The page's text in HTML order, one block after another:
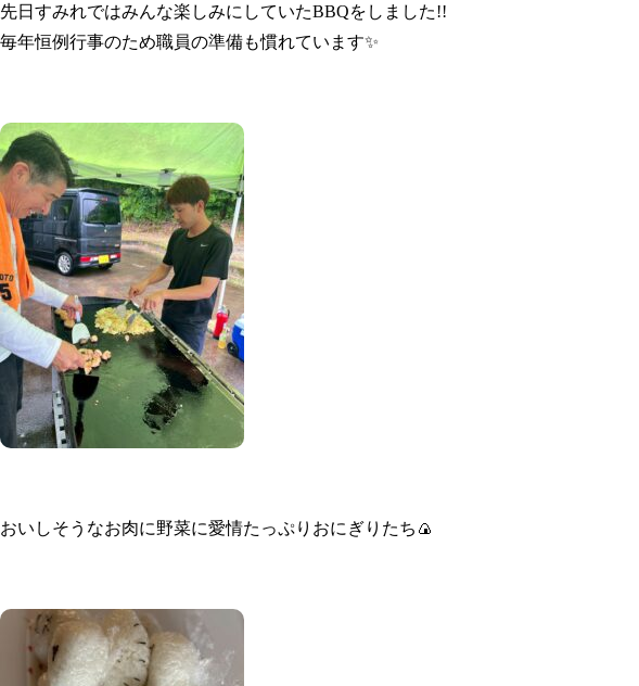
先日すみれではみんな楽しみにしていたBBQをしました!!
毎年恒例行事のため職員の準備も慣れています✨
おいしそうなお肉に野菜に愛情たっぷりおにぎりたち🍙